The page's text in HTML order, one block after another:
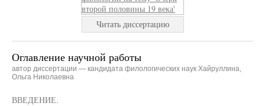
Читать диссертацию
Оглавление научной работы
автор диссертации — кандидата филологических наук Хайруллина,
Ольга Николаевна
ВВЕДЕНИЕ.